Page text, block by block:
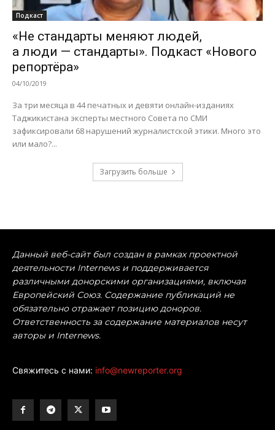
Подкаст
«Не стандарты меняют людей,
а люди — стандарты». Подкаст «Нового
репортёра»
04/10/2019
За три месяца в 44 печатных и девяти онлайн-изданиях
Таджикистана эксперты местного Совета по СМИ
зафиксировали 68 нарушений журналистской этики. Много это
или мало?...
Загрузить больше
Данный веб-сайт был создан в рамках проектной
деятельности Internews и поддерживается
различными донорскими организациями, включая
Европейский Союз. Содержание публикаций не
обязательно отражает позицию доноров.
Ответственность за содержание материалов несут
авторы и Internews.
Свяжитесь с нами: info@newreporter.org